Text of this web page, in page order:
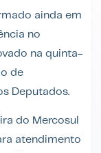
ainda em
no
na quinta-
de
Deputados.
do Mercosul
atendimento